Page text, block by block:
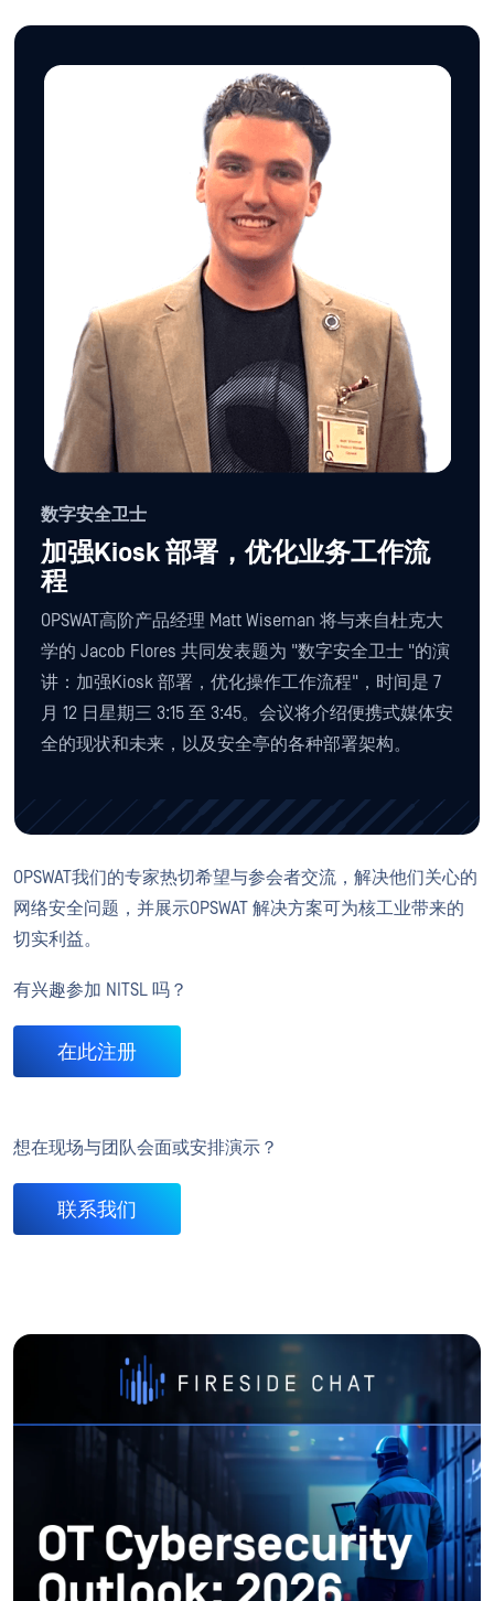
数字安全卫士
加强Kiosk 部署，优化业务工作流
程
OPSWAT高阶产品经理 Matt Wiseman 将与来自杜克大
学的 Jacob Flores 共同发表题为 "数字安全卫士 "的演
讲：加强Kiosk 部署，优化操作工作流程"，时间是 7
月 12 日星期三 3:15 至 3:45。会议将介绍便携式媒体安
全的现状和未来，以及安全亭的各种部署架构。
OPSWAT我们的专家热切希望与参会者交流，解决他们关心的
网络安全问题，并展示OPSWAT 解决方案可为核工业带来的
切实利益。
有兴趣参加 NITSL 吗？
在此注册
想在现场与团队会面或安排演示？
联系我们